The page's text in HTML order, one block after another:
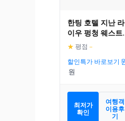
한팅 호텔 지난 라
이우 펑청 웨스트
스트리트
★ 평점 –
할인특가 바로보기
최저가
확인
여행객
이용후
기